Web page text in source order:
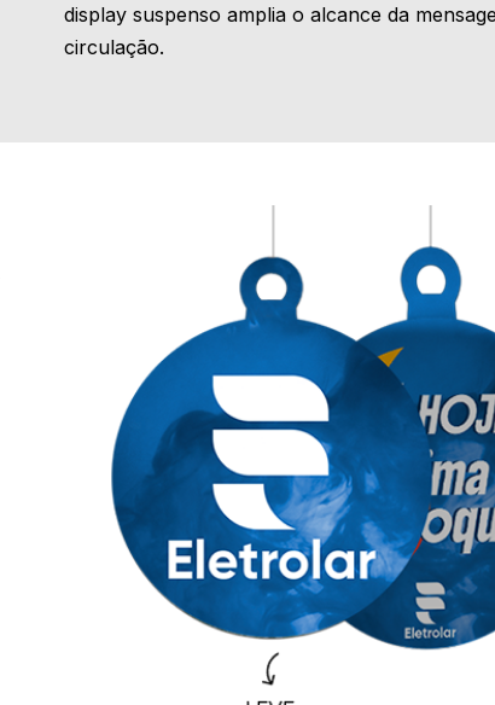
display suspenso amplia o alcance da
circulação.